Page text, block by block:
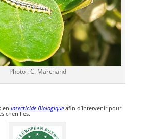
Photo : C. Marchand
en Insecticide Biologiqueafin d’intervenir pour
chenilles.